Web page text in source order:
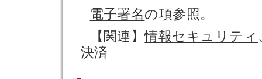
電子署名の項参照。
【関連】情報セキュリティ
決済